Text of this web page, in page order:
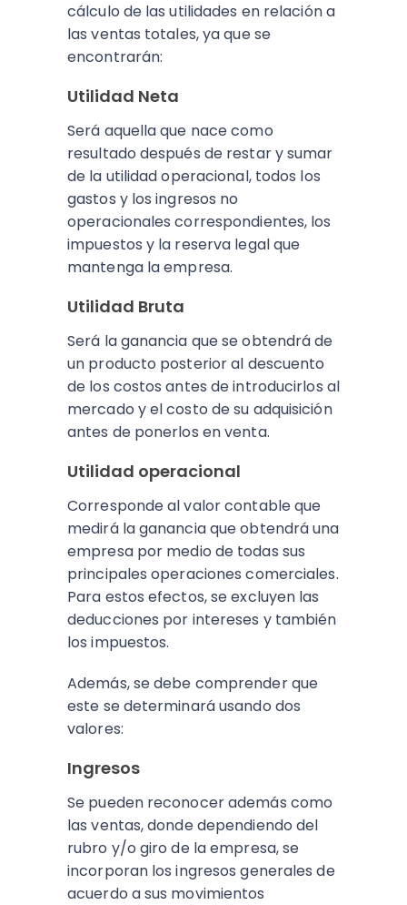
cálculo de las utilidades en relación a
las ventas totales, ya que se
encontrarán:
Utilidad Neta
Será aquella que nace como
resultado después de restar y sumar
de la utilidad operacional, todos los
gastos y los ingresos no
operacionales correspondientes, los
impuestos y la reserva legal que
mantenga la empresa.
Utilidad Bruta
Será la ganancia que se obtendrá de
un producto posterior al descuento
de los costos antes de introducirlos al
mercado y el costo de su adquisición
antes de ponerlos en venta.
Utilidad operacional
Corresponde al valor contable que
medirá la ganancia que obtendrá una
empresa por medio de todas sus
principales operaciones comerciales.
Para estos efectos, se excluyen las
deducciones por intereses y también
los impuestos.
Además, se debe comprender que
este se determinará usando dos
valores:
Ingresos
Se pueden reconocer además como
las ventas, donde dependiendo del
rubro y/o giro de la empresa, se
incorporan los ingresos generales de
acuerdo a sus movimientos